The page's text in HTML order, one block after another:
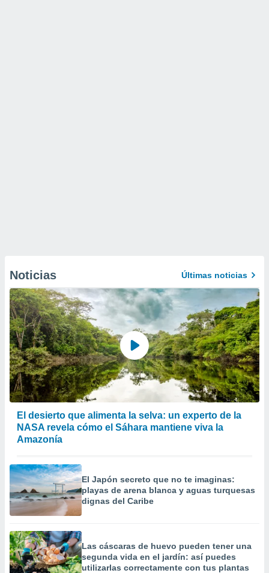
Noticias Últimas noticias
El desierto que alimenta la selva: un experto de la
NASA revela cómo el Sáhara mantiene viva la
Amazonía
El Japón secreto que no te imaginas:
playas de arena blanca y aguas turquesas
dignas del Caribe
Las cáscaras de huevo pueden tener una
segunda vida en el jardín: así puedes
utilizarlas correctamente con tus plantas